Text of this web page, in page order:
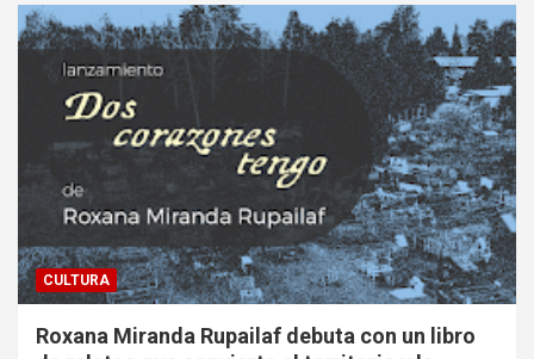
CULTURA
Roxana Miranda Rupailaf debuta con un libro